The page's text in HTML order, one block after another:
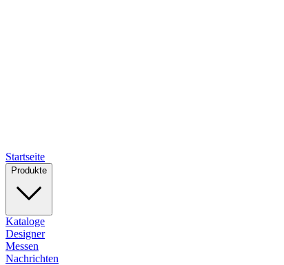
Startseite
Produkte
Kataloge
Designer
Messen
Nachrichten